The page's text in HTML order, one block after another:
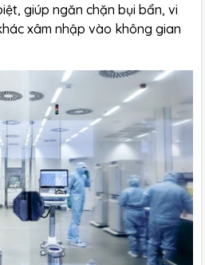
giúp ngăn chặn bụi bẩn, vi
xâm nhập vào không gian